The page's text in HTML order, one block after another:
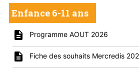
Enfance 6-11 ans
Programme AOUT 2026
description
Fiche des souhaits Mercredis
description